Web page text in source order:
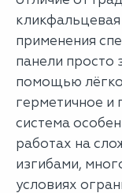
применения
панели просто
помощью
герметичное и
система
работах на
изгибами,
условиях